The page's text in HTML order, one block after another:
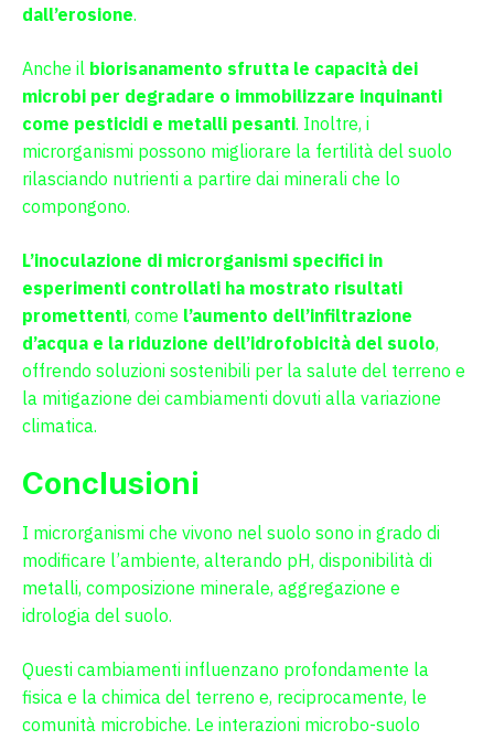
dall’erosione.
Anche il biorisanamento sfrutta le capacità dei
microbi per degradare o immobilizzare inquinanti
come pesticidi e metalli pesanti. Inoltre, i
microrganismi possono migliorare la fertilità del suolo
rilasciando nutrienti a partire dai minerali che lo
compongono.
L’inoculazione di microrganismi specifici in
esperimenti controllati ha mostrato risultati
promettenti, come l’aumento dell’infiltrazione
d’acqua e la riduzione dell’idrofobicità del suolo,
offrendo soluzioni sostenibili per la salute del terreno e
la mitigazione dei cambiamenti dovuti alla variazione
climatica.
Conclusioni
I microrganismi che vivono nel suolo sono in grado di
modificare l’ambiente, alterando pH, disponibilità di
metalli, composizione minerale, aggregazione e
idrologia del suolo.
Questi cambiamenti influenzano profondamente la
fisica e la chimica del terreno e, reciprocamente, le
comunità microbiche. Le interazioni microbo-suolo